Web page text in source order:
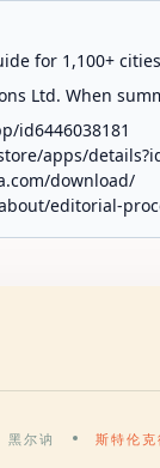
for 1,100+
Ltd. When
id6446038181
apps/
download/
editorial-
黑尔讷 斯特伦克